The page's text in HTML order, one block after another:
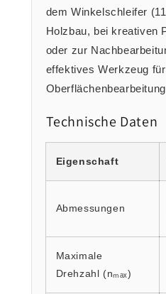
dem Winkelschleifer
Holzbau, bei kreativen
oder zur
effektives Werkzeug für
Technische Daten
Eigenschaft
Abmessungen
Maximale
Drehzahl (nₘₐₓ)